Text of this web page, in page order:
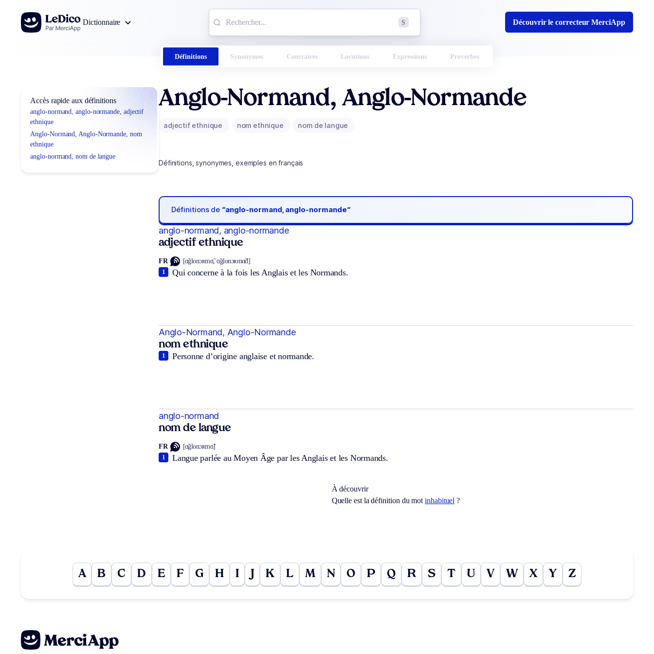
Aller au contenu
Dictionnaire
S Découvrir le correcteur MerciApp
Définitions Synonymes Contraires Locutions Expressions Proverbes
Accès rapide aux définitions
anglo-normand, anglo-normande, adjectif
ethnique
Anglo-Normand, Anglo-Normande, nom
ethnique
anglo-normand, nom de langue
Anglo-Normand, Anglo-Normande
adjectif ethnique nom ethnique nom de langue
Définitions, synonymes, exemples en français
Définitions de “anglo-normand, anglo-normande“
anglo-normand, anglo-normande
adjectif ethnique
FR [ɑ̃glonɔʀmɑ̃, ɑ̃glonɔʀmɑ̃d]
Qui concerne à la fois les Anglais et les Normands.
1
Anglo-Normand, Anglo-Normande
nom ethnique
Personne d’origine anglaise et normande.
1
anglo-normand
nom de langue
FR [ɑ̃glonɔʀmɑ̃]
Langue parlée au Moyen Âge par les Anglais et les Normands.
1
À découvrir
Quelle est la définition du motinhabituel ?
A B C D E F G H I K L M N O P Q R S T U V W X Y Z